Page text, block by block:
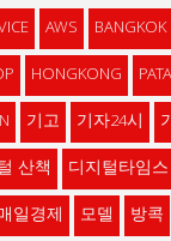
AWS BANGKOK
HONGKONG
기고 기자24시
산책 디지털타임스
일경제 모델 방콕